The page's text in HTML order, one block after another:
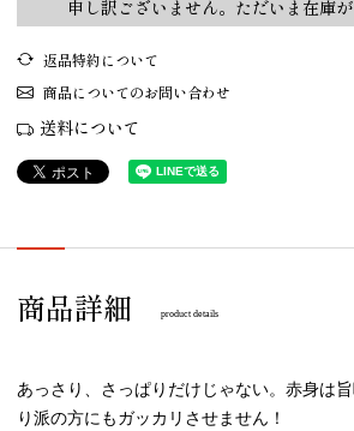
申し訳ございません。ただいま在庫が
返品特約について
商品についてのお問い合わせ
送料について
商品詳細 product details
あっさり、さっぱりだけじゃない。赤身は
り派の方にもガッカリさせません！